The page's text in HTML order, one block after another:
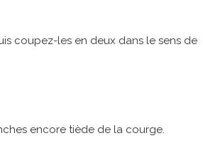
coupez-les en deux dans le sens de
encore tiède de la courge.